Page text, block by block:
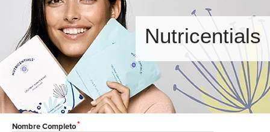
Nutricentials
Nombre Completo*